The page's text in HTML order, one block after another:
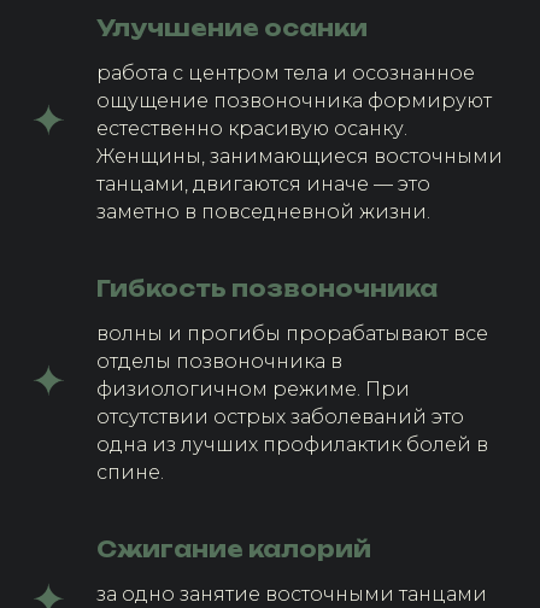
Улучшение осанки
работа с центром тела и осознанное
ощущение позвоночника формируют
естественно красивую осанку.
Женщины, занимающиеся восточными
танцами, двигаются иначе — это
заметно в повседневной жизни.
Гибкость позвоночника
волны и прогибы прорабатывают все
отделы позвоночника в
физиологичном режиме. При
отсутствии острых заболеваний это
одна из лучших профилактик болей в
спине.
Сжигание калорий
за одно занятие восточными танцами